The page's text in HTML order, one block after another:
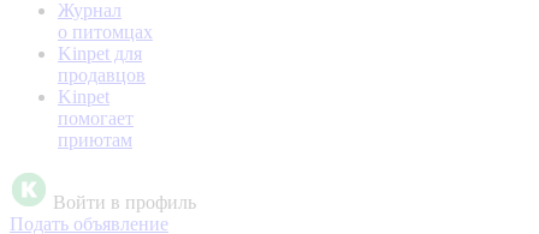
Журнал
о питомцах
Kinpet для
продавцов
Kinpet
помогает
приютам
Войти в профиль
Подать объявление